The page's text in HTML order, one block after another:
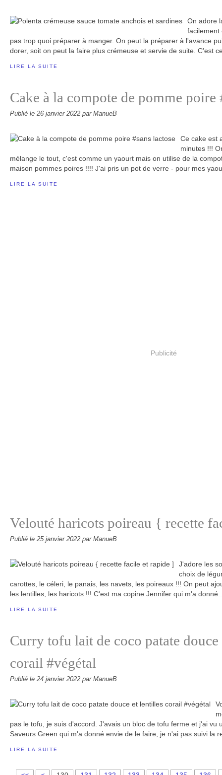
On adore
facilement
pas trop quoi préparer à manger. On peut la préparer à l'avance
dorer, soit on peut la faire plus crémeuse et servie de suite. C'est
LIRE LA SUITE
Cake à la compote de pomme poire
Publié le 26 janvier 2022 par ManueB
Ce cake est
minutes !!!
mélange le tout, c'est comme un yaourt mais on utilise de la
maison pommes poires !!!! J'ai pris un pot de verre - pour mes
LIRE LA SUITE
Publicité
Velouté haricots poireau { recette
Publié le 25 janvier 2022 par ManueB
J'adore les
choix de
carottes, le céleri, le panais, les navets, les poireaux !!! On peut
les lentilles, les haricots !!! C'est ma copine Jennifer qui m'a
LIRE LA SUITE
Curry tofu lait de coco patate
corail #végétal
Publié le 24 janvier 2022 par ManueB
pas le tofu, je suis d'accord. J'avais un bloc de tofu ferme et j'ai vu
Saveurs Green qui m'a donné envie de le faire, je n'ai pas suivi la
LIRE LA SUITE